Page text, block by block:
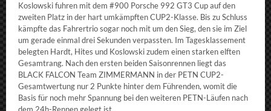
Koslowski fuhren mit dem #900 Porsche 992 GT3 Cup auf den
zweiten Platz in der hart umkämpften CUP2-Klasse. Bis zu Schluss
kämpfte das Fahrertrio sogar noch mit um den Sieg, den sie im Ziel
um gerade einmal drei Sekunden verpassten. Im Tagesklassement
belegten Hardt, Hites und Koslowski zudem einen starken elften
Gesamtrang. Nach den ersten beiden Saisonrennen liegt das
BLACK FALCON Team ZIMMERMANN in der PETN CUP2-
Gesamtwertung nur 2 Punkte hinter dem Führenden, womit die
Basis für noch mehr Spannung bei den weiteren PETN-Läufen nach